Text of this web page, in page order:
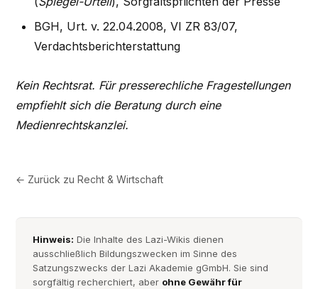
BGH, Urt. v. 22.04.2008, VI ZR 83/07,
Verdachtsberichterstattung
Kein Rechtsrat. Für presserechliche Fragestellungen
empfiehlt sich die Beratung durch eine
Medienrechtskanzlei.
← Zurück zuRecht & Wirtschaft
Hinweis: Die Inhalte des Lazi-Wikis dienen
ausschließlich Bildungszwecken im Sinne des
Satzungszwecks der Lazi Akademie gGmbH. Sie sind
sorgfältig recherchiert, aber ohne Gewähr für